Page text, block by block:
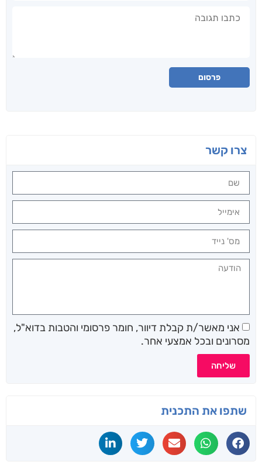
פרסום
צרו קשר
אני מאשר/ת קבלת דיוור, חומר פרסומי והטבות בדוא"ל,
מסרונים ובכל אמצעי אחר.
שליחה
שתפו את התכנית